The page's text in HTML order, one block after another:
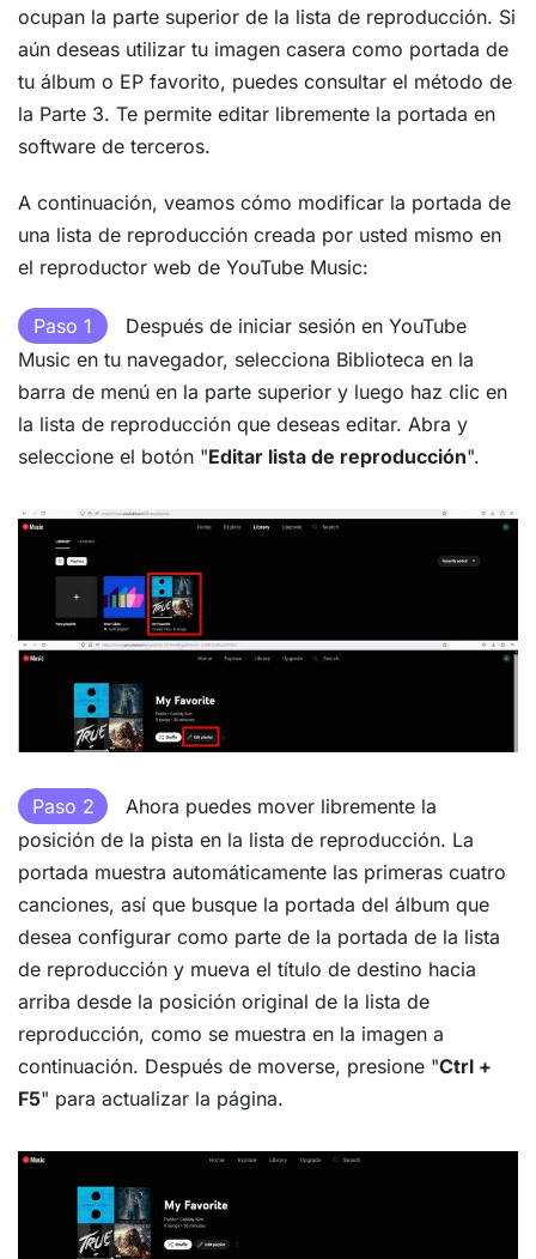
ocupan la parte superior de la lista de reproducción. Si
aún deseas utilizar tu imagen casera como portada de
tu álbum o EP favorito, puedes consultar el método de
la Parte 3. Te permite editar libremente la portada en
software de terceros.
A continuación, veamos cómo modificar la portada de
una lista de reproducción creada por usted mismo en
el reproductor web de YouTube Music:
Paso 1
Después de iniciar sesión en YouTube
Music en tu navegador, selecciona Biblioteca en la
barra de menú en la parte superior y luego haz clic en
la lista de reproducción que deseas editar. Abra y
seleccione el botón "Editar lista de reproducción".
Paso 2
Ahora puedes mover libremente la
posición de la pista en la lista de reproducción. La
portada muestra automáticamente las primeras cuatro
canciones, así que busque la portada del álbum que
desea configurar como parte de la portada de la lista
de reproducción y mueva el título de destino hacia
arriba desde la posición original de la lista de
reproducción, como se muestra en la imagen a
continuación. Después de moverse, presione "Ctrl +
F5" para actualizar la página.